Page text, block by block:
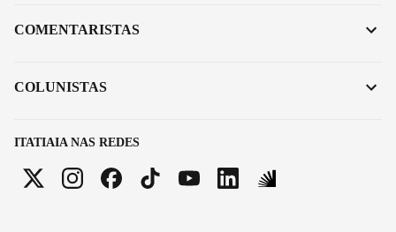
ITATIAIA NAS REDES
COMENTARISTAS
COLUNISTAS